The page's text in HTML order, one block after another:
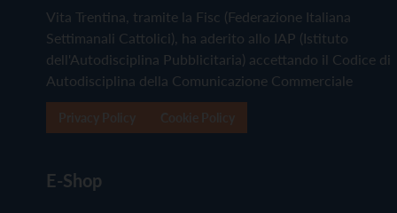
Vita Trentina, tramite la Fisc (Federazione Italiana
Settimanali Cattolici), ha aderito allo IAP (Istituto
dell'Autodisciplina Pubblicitaria) accettando il Codice di
Autodisciplina della Comunicazione Commerciale
E-Shop